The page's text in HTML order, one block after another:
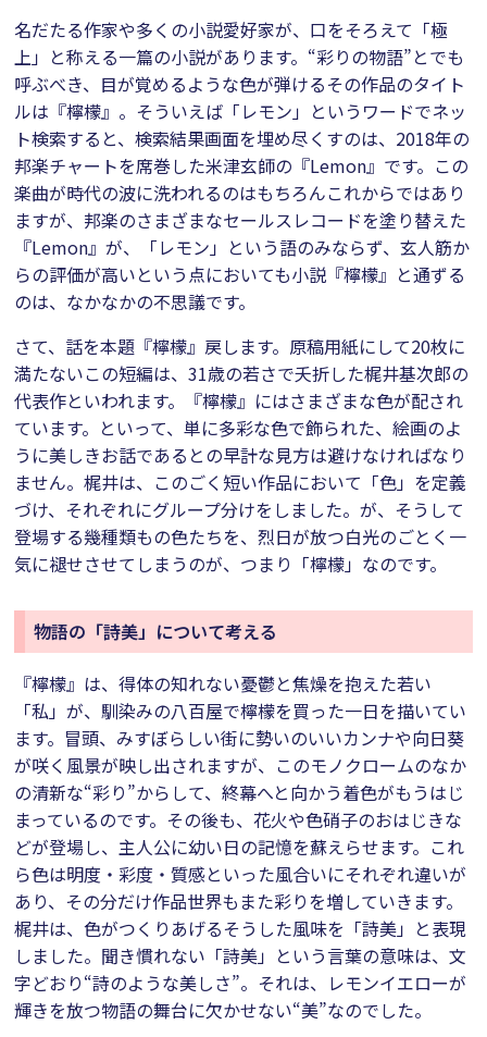
名だたる作家や多くの小説愛好家が、口をそろえて「極
上」と称える一篇の小説があります。“彩りの物語”とでも
呼ぶべき、目が覚めるような色が弾けるその作品のタイト
ルは『檸檬』。そういえば「レモン」というワードでネッ
ト検索すると、検索結果画面を埋め尽くすのは、2018年の
邦楽チャートを席巻した米津玄師の『Lemon』です。この
楽曲が時代の波に洗われるのはもちろんこれからではあり
ますが、邦楽のさまざまなセールスレコードを塗り替えた
『Lemon』が、「レモン」という語のみならず、玄人筋か
らの評価が高いという点においても小説『檸檬』と通ずる
のは、なかなかの不思議です。
さて、話を本題『檸檬』戻します。原稿用紙にして20枚に
満たないこの短編は、31歳の若さで夭折した梶井基次郎の
代表作といわれます。『檸檬』にはさまざまな色が配され
ています。といって、単に多彩な色で飾られた、絵画のよ
うに美しきお話であるとの早計な見方は避けなければなり
ません。梶井は、このごく短い作品において「色」を定義
づけ、それぞれにグループ分けをしました。が、そうして
登場する幾種類もの色たちを、烈日が放つ白光のごとく一
気に褪せさせてしまうのが、つまり「檸檬」なのです。
物語の「詩美」について考える
『檸檬』は、得体の知れない憂鬱と焦燥を抱えた若い
「私」が、馴染みの八百屋で檸檬を買った一日を描いてい
ます。冒頭、みすぼらしい街に勢いのいいカンナや向日葵
が咲く風景が映し出されますが、このモノクロームのなか
の清新な“彩り”からして、終幕へと向かう着色がもうはじ
まっているのです。その後も、花火や色硝子のおはじきな
どが登場し、主人公に幼い日の記憶を蘇えらせます。これ
ら色は明度・彩度・質感といった風合いにそれぞれ違いが
あり、その分だけ作品世界もまた彩りを増していきます。
梶井は、色がつくりあげるそうした風味を「詩美」と表現
しました。聞き慣れない「詩美」という言葉の意味は、文
字どおり“詩のような美しさ”。それは、レモンイエローが
輝きを放つ物語の舞台に欠かせない“美”なのでした。